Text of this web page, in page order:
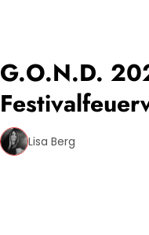
G.O.N.D.
Lisa Berg